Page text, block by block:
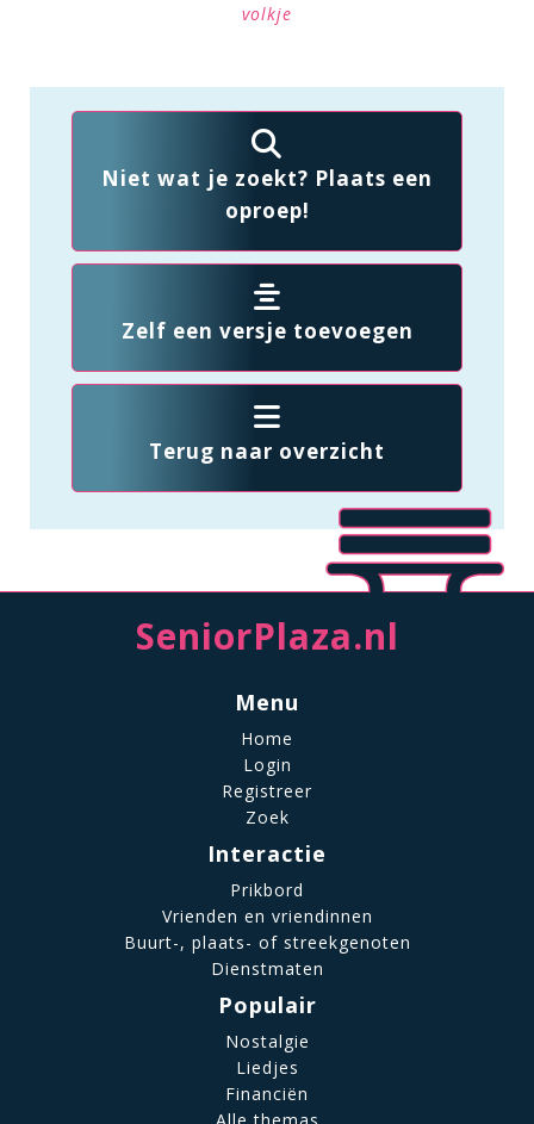
volkje
Niet wat je zoekt? Plaats een
oproep!
Zelf een versje toevoegen
Terug naar overzicht
SeniorPlaza.nl
Menu
Home
Login
Registreer
Zoek
Interactie
Prikbord
Vrienden en vriendinnen
Buurt-, plaats- of streekgenoten
Dienstmaten
Populair
Nostalgie
Liedjes
Financiën